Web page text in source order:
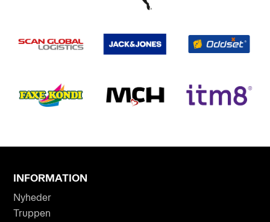
INFORMATION
Nyheder
Truppen